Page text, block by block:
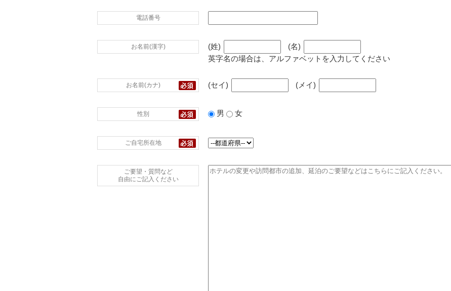
電話番号
お名前(漢字) (姓)
(名)
英字名の場合は、アルファベットを入力してください
お名前(カナ) (セイ) (メイ)
性別 男 女
ご自宅所在地
ご要望・質問など
自由にご記入ください